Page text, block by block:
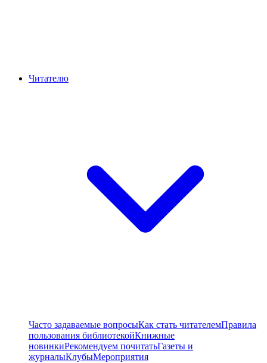
Читателю
Часто задаваемые вопросыКак стать читателемПравила
пользования библиотекойКнижные
новинкиРекомендуем почитатьГазеты и
журналыКлубыМероприятия